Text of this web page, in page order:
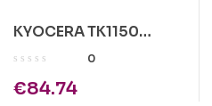
KYOCERA TK1150
PRETO CARTUCHO DE
1T02RV0NL0
0
€84.74